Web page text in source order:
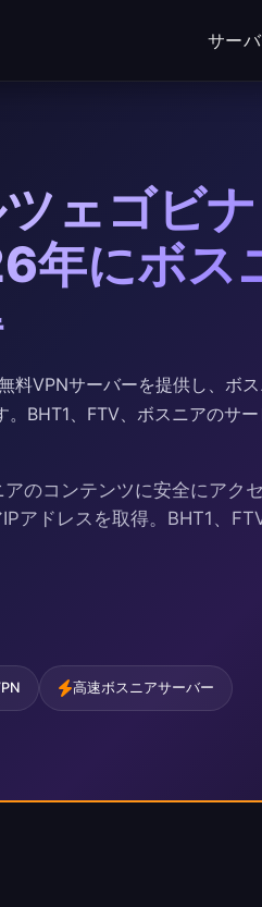
サー
ェゴビナ
年にボス
料VPNサーバーを提供し、ボ
BHT1、FTV、ボスニアのサ
アのコンテンツに安全にアク
アドレスを取得。BHT1、
高速ボスニアサーバー